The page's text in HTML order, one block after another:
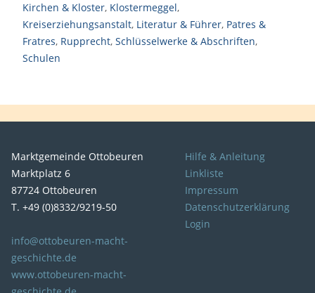
Kirchen & Kloster, Klostermeggel,
Kreiserziehungsanstalt, Literatur & Führer, Patres &
Fratres, Rupprecht, Schlüsselwerke & Abschriften,
Schulen
Marktgemeinde Ottobeuren
Marktplatz 6
87724 Ottobeuren
T. +49 (0)8332/9219-50
info@ottobeuren-macht-
geschichte.de
www.ottobeuren-macht-
Hilfe & Anleitung
Linkliste
Impressum
Datenschutzerklärung
Login